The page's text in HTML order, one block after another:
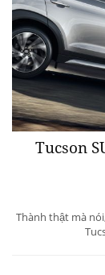
Tucson
Thành thật mà